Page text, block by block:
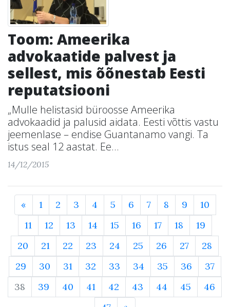
Toom: Ameerika
advokaatide palvest ja
sellest, mis õõnestab Eesti
reputatsiooni
„Mulle helistasid büroosse Ameerika
advokaadid ja palusid aidata. Eesti võttis vastu
jeemenlase – endise Guantanamo vangi. Ta
istus seal 12 aastat. Ee...
14/12/2015
« 1 2 3 4 5 6 7 8 9
10
11
12 13 14 15 16 17 18
19
20
21 22 23 24 25 26 27
28
29
30 31 32 33 34 35 36
37
38
39 40 41 42 43 44 45
46